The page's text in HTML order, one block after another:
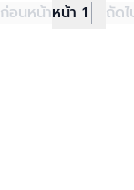
ก่อนหน้าหน้า 1 ถัดไ